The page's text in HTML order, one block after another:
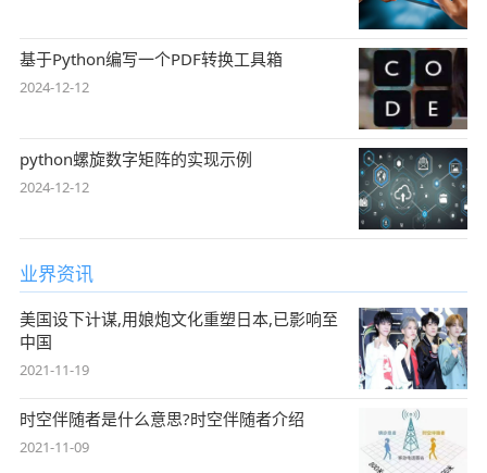
基于Python编写一个PDF转换工具箱
2024-12-12
python螺旋数字矩阵的实现示例
2024-12-12
业界资讯
美国设下计谋,用娘炮文化重塑日本,已影响至
中国
2021-11-19
时空伴随者是什么意思?时空伴随者介绍
2021-11-09